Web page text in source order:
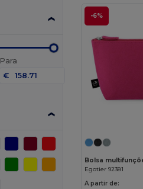
Para
€
-6%
Egotier 92381
A partir de: